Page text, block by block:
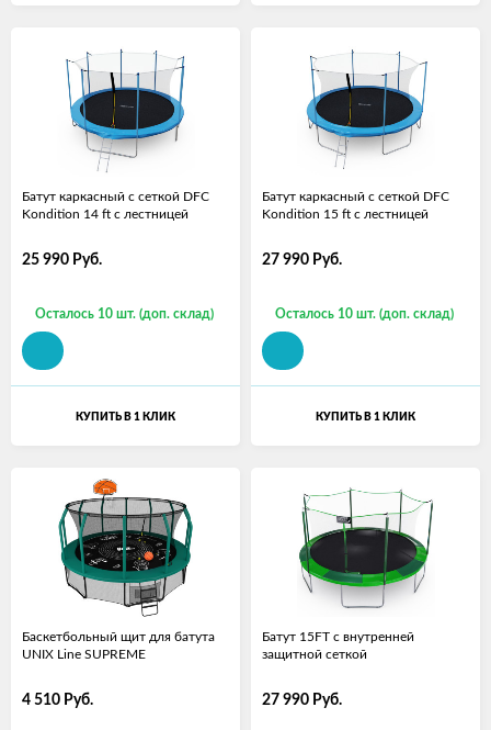
Батут каркасный с сеткой DFC
Kondition 14 ft с лестницей
25 990 Руб.
Осталось 10 шт. (доп. склад)
КУПИТЬ В 1 КЛИК
Батут каркасный с сеткой DFC
Kondition 15 ft с лестницей
27 990 Руб.
Осталось 10 шт. (доп. склад)
КУПИТЬ В 1 КЛИК
Баскетбольный щит для батута
UNIX Line SUPREME
4 510 Руб.
Батут 15FT с внутренней
защитной сеткой
27 990 Руб.